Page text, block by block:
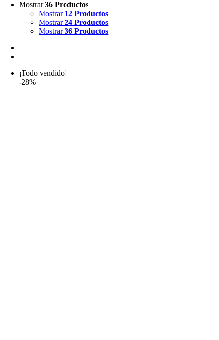
Mostrar36 Productos
Mostrar 12 Productos
Mostrar24 Productos
Mostrar36 Productos
¡Todo vendido!
-28%